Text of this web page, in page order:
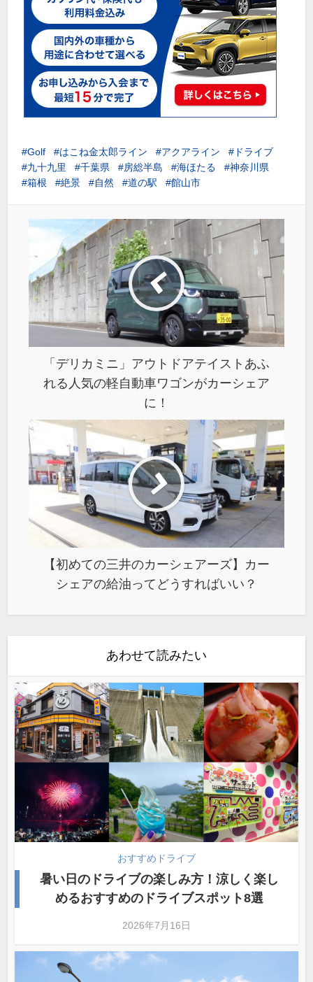
Golf はこね金太郎ライン アクアライン
ドライブ
九十九里
千葉県 房総半島 海ほたる
神奈川県
箱根
絶景 自然 道の駅 館山市
「デリカミニ」アウトドアテイストあふ
れる人気の軽自動車ワゴンがカーシェア
に！
【初めての三井のカーシェアーズ】カー
シェアの給油ってどうすればいい？
あわせて読みたい
おすすめドライブ
暑い日のドライブの楽しみ方！涼しく楽し
めるおすすめのドライブスポット8選
2026年7月16日